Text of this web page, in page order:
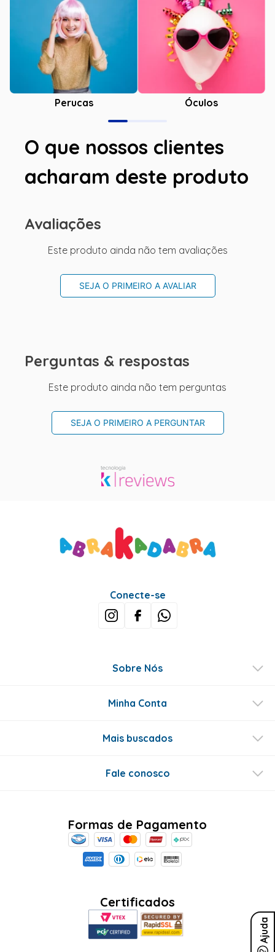
Perucas Óculos
O que nossos clientes
acharam deste produto
Avaliações
Este produto ainda não tem avaliações
SEJA O PRIMEIRO A AVALIAR
Perguntas & respostas
Este produto ainda não tem perguntas
SEJA O PRIMEIRO A PERGUNTAR
Ajuda
Conecte-se
Sobre Nós
Minha Conta
Mais buscados
Fale conosco
Formas de Pagamento
Certificados